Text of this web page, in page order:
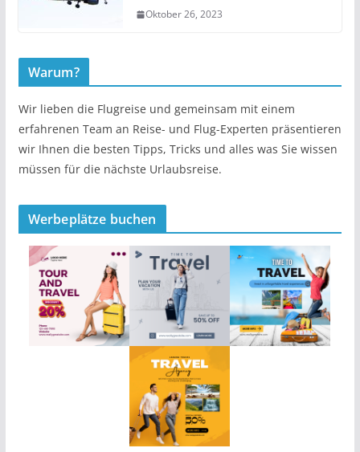
Oktober 26, 2023
Warum?
Wir lieben die Flugreise und gemeinsam mit einem
erfahrenen Team an Reise- und Flug-Experten präsentieren
wir Ihnen die besten Tipps, Tricks und alles was Sie wissen
müssen für die nächste Urlaubsreise.
Werbeplätze buchen